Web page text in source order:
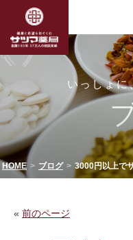
いっしょに
HOME ブログ 3000円以上で
« 前のページ